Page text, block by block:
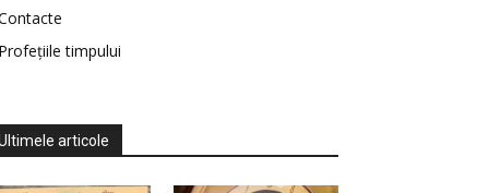
Profețiile timpului
articole